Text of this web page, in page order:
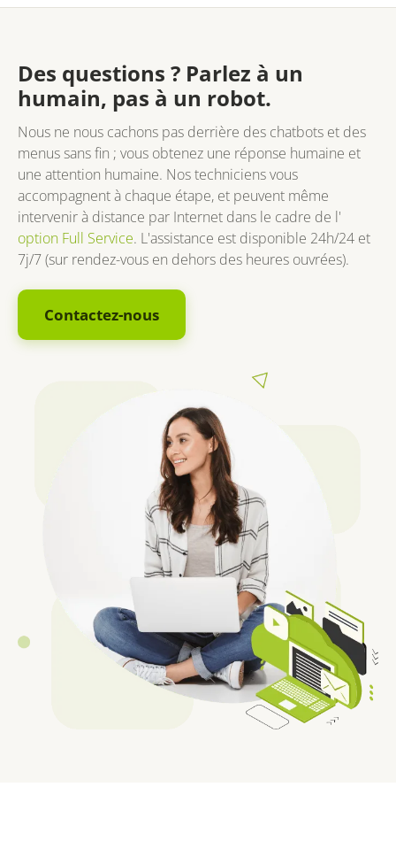
Des questions ? Parlez à un
humain, pas à un robot.
Nous ne nous cachons pas derrière des chatbots et des
menus sans fin ; vous obtenez une réponse humaine et
une attention humaine. Nos techniciens vous
accompagnent à chaque étape, et peuvent même
intervenir à distance par Internet dans le cadre de l'
option Full Service. L'assistance est disponible 24h/24 et
7j/7 (sur rendez-vous en dehors des heures ouvrées).
Contactez-nous